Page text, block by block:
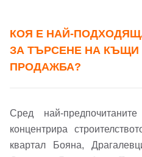
КОЯ Е НАЙ-
ЗА ТЪРСЕНЕ НА КЪЩИ
ПРОДАЖБА?
Сред най-
концентрира
квартал Бояна,